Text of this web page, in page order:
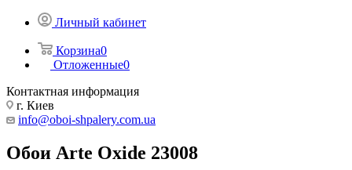
Личный кабинет
Корзина0
Отложенные0
Контактная информация
г. Киев
info@oboi-shpalery.com.ua
Обои Arte Oxide 23008